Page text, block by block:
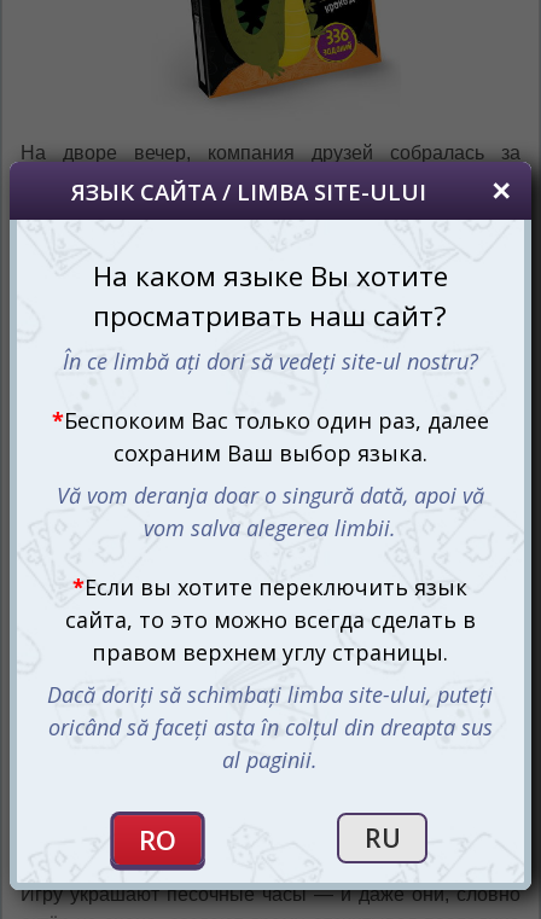
На дворе вечер, компания друзей собралась за
столом, пицца почти доедена, напитки налиты... Чего-
Настольная игра Тот самый Крокодил — это живая
классика, которая не стареет, а только хорошеет, как
добрый винтажный фильм. В неё играли ещё в
студенческих общежитиях, во дворах и на свадьбах. И
кубиком и... целым океаном смеха!
В этой коробке скрываются 336 заданий — от простых
до лихо завернутых. Хотите изобразить «утюг» или
«селфи-палку»? А может, вам выпадет «горилла на
Как же это работает? Просто и
гениально!
приготовьтесь играть в одиночку. Тяните карточку — на
ней 6 заданий. Бросьте кубик — он подскажет номер
задания. Время пошло: мимика, жесты, танцы,
угадывает — слово принято! Или выбываете из круга
Игру украшают песочные часы — и даже они, словно